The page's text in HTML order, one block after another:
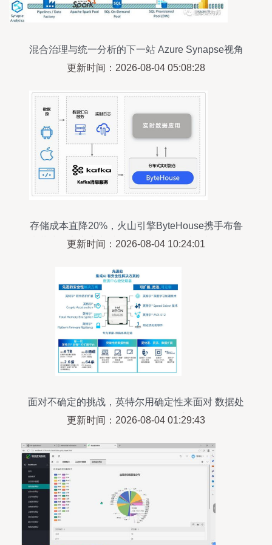
混合治理与统一分析的下一站 Azure Synapse视角
下的数据湖与数据仓库融合之道
更新时间：2026-08-04 05:08:28
存储成本直降20%，火山引擎ByteHouse携手布鲁
肯共建数字广告实时数仓，赋能数据处理与存储全
更新时间：2026-08-04 10:24:01
面对不确定的挑战，英特尔用确定性来面对 数据处
理和存储支持服务的战略之道
更新时间：2026-08-04 01:29:43